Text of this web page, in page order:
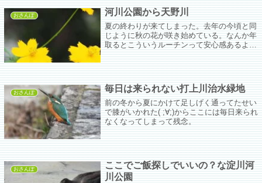
おさんぽ 河川公園から天野川
夏の終わりが来てしまった。去年の今頃と同
じように秋の花が咲き始めている。なんか年
取るとこういうルーチンって安心感あるよな
を越そうぜ！
おさんぽ 毎日は来られない打上川治水緑地
前の冬から夏にかけて足しげく通ってたせい
で膝がいかれた( ;∀;)からここには毎日来られ
なくなってしまって残念。
おさんぽ
ここでご飯探しでいいの？な淀川河
川公園